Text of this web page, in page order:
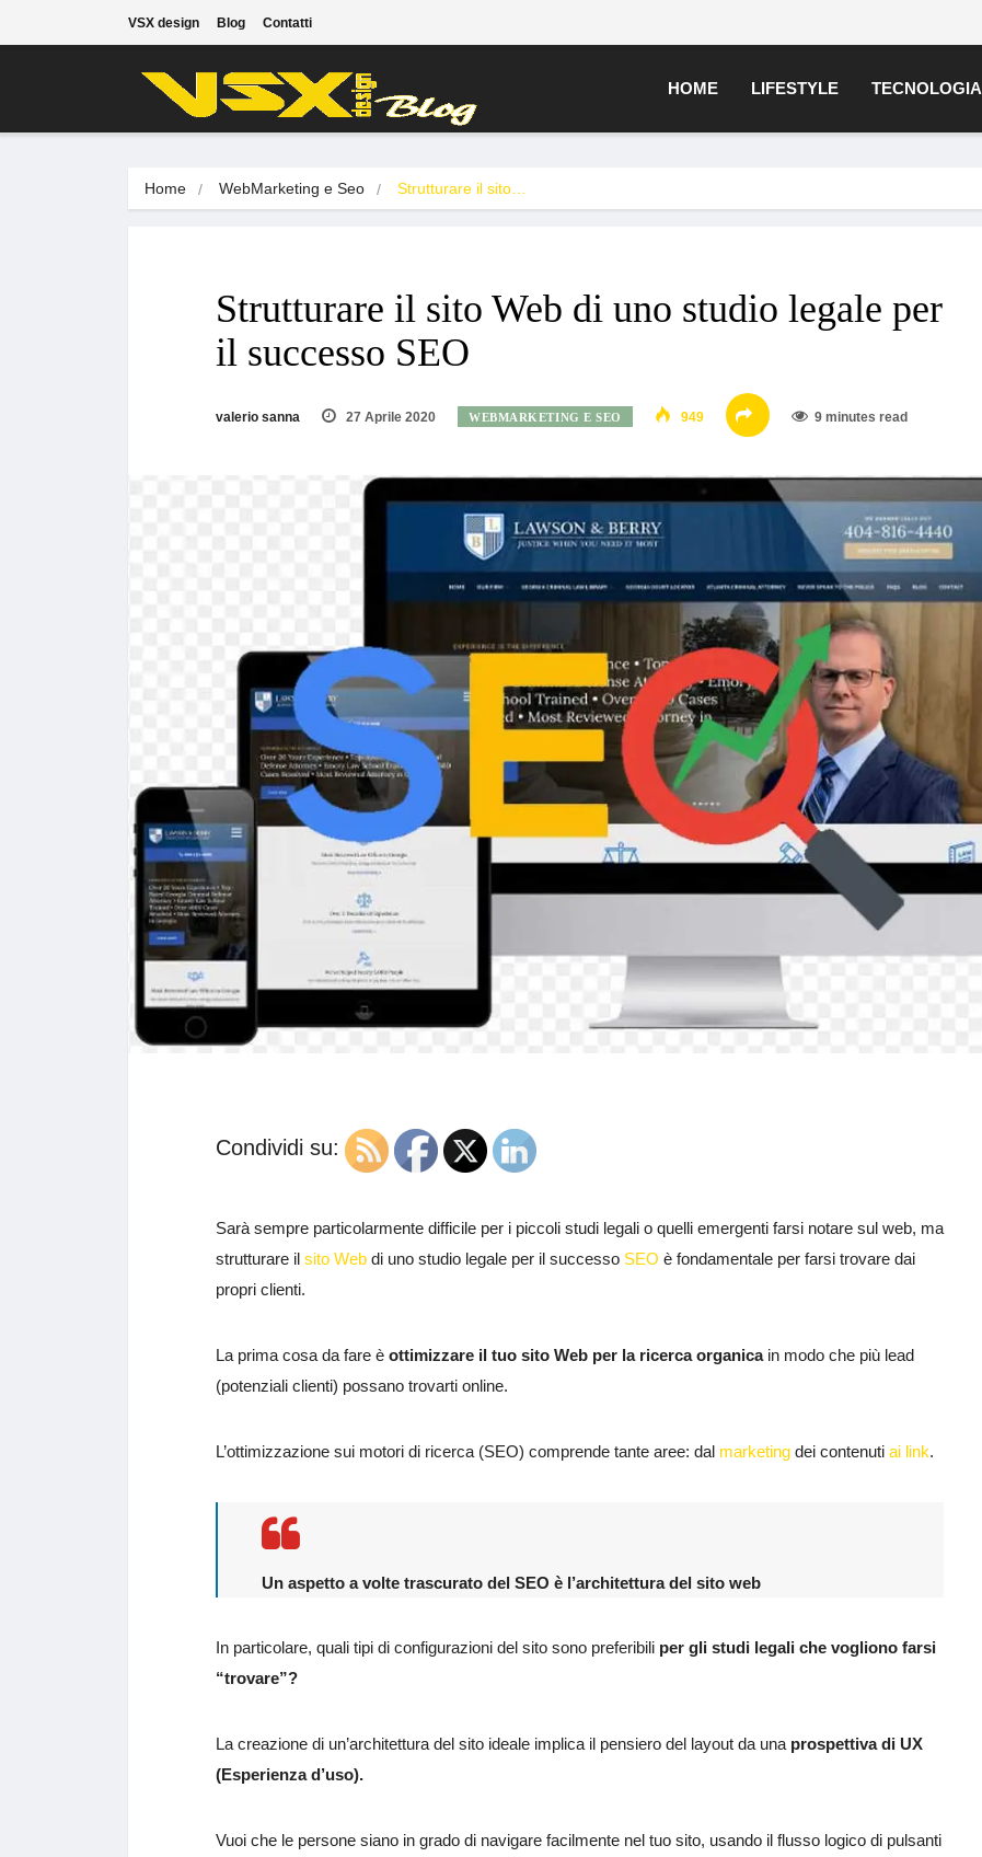
VSX design Blog Contatti
HOME LIFESTYLE TECNOLOGIA
Home WebMarketing e Seo Strutturare il sito…
Strutturare il sito Web di uno studio legale per
il successo SEO
valerio sanna 27 Aprile 2020 WEBMARKETING E SEO 949 9 minutes read
Condividi su:
Sarà sempre particolarmente difficile per i piccoli studi legali o quelli emergenti farsi notare sul web, ma
strutturare il sito Web di uno studio legale per il successo SEO è fondamentale per farsi trovare dai
propri clienti.
La prima cosa da fare è ottimizzare il tuo sito Web per la ricerca organicain modo che più lead
(potenziali clienti) possano trovarti online.
L’ottimizzazione sui motori di ricerca (SEO) comprende tante aree: dal marketing dei contenuti ai link.
Un aspetto a volte trascurato del SEO è l’architettura del sito web
In particolare, quali tipi di configurazioni del sito sono preferibili per gli studi legali che vogliono farsi
“trovare”?
La creazione di un’architettura del sito ideale implica il pensiero del layout da una prospettiva di UX
(Esperienza d’uso).
Vuoi che le persone siano in grado di navigare facilmente nel tuo sito, usando il flusso logico di pulsanti